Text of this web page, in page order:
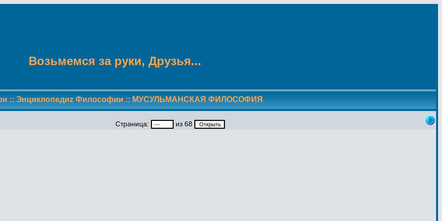
Возьмемся за руки, Друзья...
:: Энциклопедиz Философии :: МУСУЛЬМАНСКАЯ ФИЛОСОФИЯ
Страница: из 68